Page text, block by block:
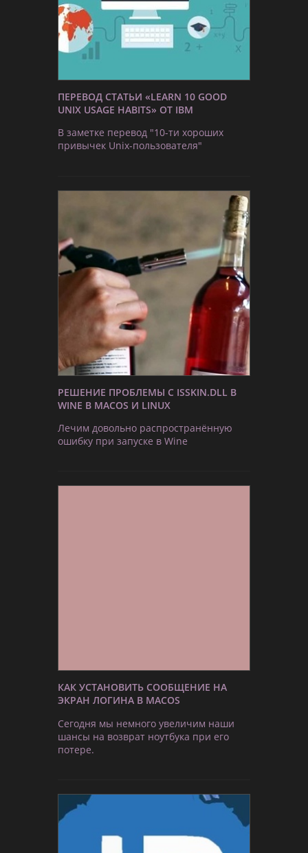
ПЕРЕВОД СТАТЬИ «LEARN 10 GOOD
UNIX USAGE HABITS» ОТ IBM
В заметке перевод "10-ти хороших
привычек Unix-пользователя"
РЕШЕНИЕ ПРОБЛЕМЫ С ISSKIN.DLL В
WINE В MACOS И LINUX
Лечим довольно распространённую
ошибку при запуске в Wine
КАК УСТАНОВИТЬ СООБЩЕНИЕ НА
ЭКРАН ЛОГИНА В MACOS
Сегодня мы немного увеличим наши
шансы на возврат ноутбука при его
потере.